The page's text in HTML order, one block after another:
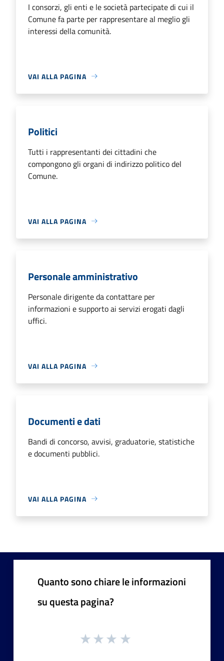
I consorzi, gli enti e le società partecipate di cui il
Comune fa parte per rappresentare al meglio gli
interessi della comunità.
VAI ALLA PAGINA
Politici
Tutti i rappresentanti dei cittadini che
compongono gli organi di indirizzo politico del
Comune.
VAI ALLA PAGINA
Personale amministrativo
Personale dirigente da contattare per
informazioni e supporto ai servizi erogati dagli
uffici.
VAI ALLA PAGINA
Documenti e dati
Bandi di concorso, avvisi, graduatorie, statistiche
e documenti pubblici.
VAI ALLA PAGINA
Quanto sono chiare le informazioni
su questa pagina?